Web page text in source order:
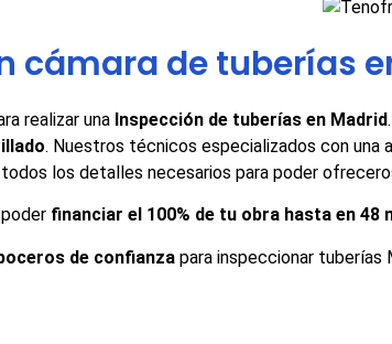
cámara de tuberías
realizar una Inspección de tuberías en Madrid
. Nuestros técnicos especializados con una
los detalles necesarios para poder
financiar el 100% de tu obra hasta en 48
de confianza para inspeccionar tuberías